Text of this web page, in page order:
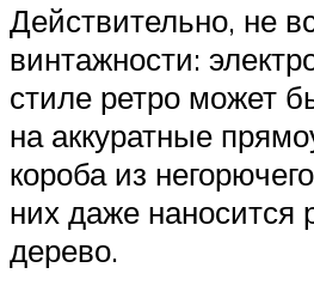
Действительно, не
винтажности:
стиле ретро может
на аккуратные
короба из
них даже наносится
дерево.